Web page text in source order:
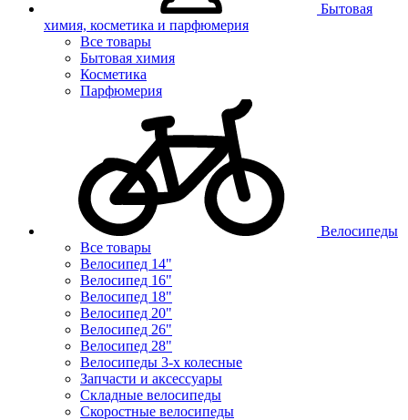
Бытовая
химия, косметика и парфюмерия
Все товары
Бытовая химия
Косметика
Парфюмерия
Велосипеды
Все товары
Велосипед 14"
Велосипед 16"
Велосипед 18"
Велосипед 20"
Велосипед 26"
Велосипед 28"
Велосипеды 3-х колесные
Запчасти и аксессуары
Складные велосипеды
Скоростные велосипеды